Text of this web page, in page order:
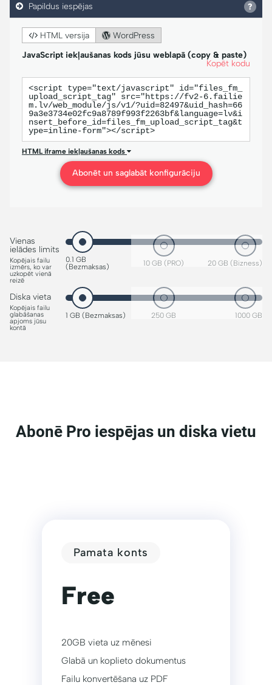
Papildus iespējas
HTML versija
WordPress
JavaScript iekļaušanas kods jūsu weblapā (copy & paste)
Kopēt kodu
<script type="text/javascript" id="files_fm_
upload_script_tag" src="https://fv2-6.failie
m.lv/web_module/js/v1/?uid=82497&uid_hash=66
9a3e3734e02fc9a8789f993f2263bf&language=lv&i
nsert_before_id=files_fm_upload_script_tag&t
ype=inline-form"></script>
HTML iframe iekļaušanas kods
Abonēt un saglabāt konfigurāciju
Vienas
ielādes limits
Kopējais failu
izmērs, ko var
uzkopēt vienā
reizē
0.1 GB
(Bezmaksas)
10 GB (PRO) 20 GB (Bizness)
Diska vieta
Kopējais failu
glabāšanas
apjoms jūsu
kontā
1 GB (Bezmaksas) 250 GB 1000 GB
Abonē Pro iespējas un diska vietu
Pamata konts
Free
20GB vieta uz mēnesi
Glabā un koplieto dokumentus
Failu konvertēšana uz PDF